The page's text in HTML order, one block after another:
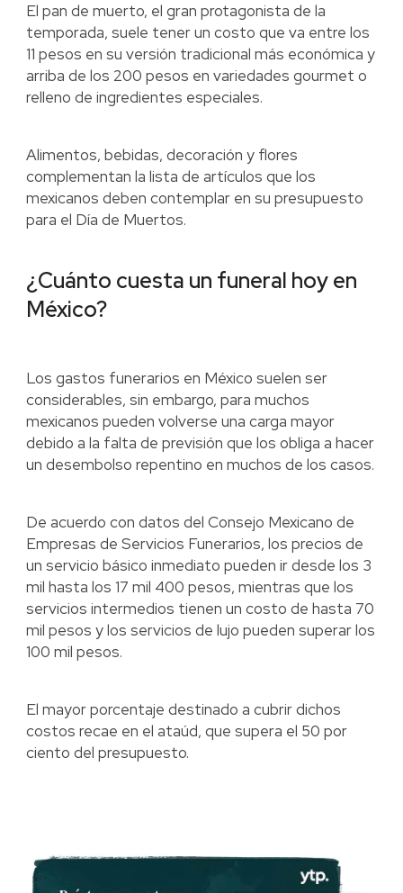
El pan de muerto, el gran protagonista de la
temporada, suele tener un costo que va entre los
11 pesos en su versión tradicional más económica y
arriba de los 200 pesos en variedades gourmet o
relleno de ingredientes especiales.
Alimentos, bebidas, decoración y flores
complementan la lista de artículos que los
mexicanos deben contemplar en su presupuesto
para el Día de Muertos.
¿Cuánto cuesta un funeral hoy en
México?
Los gastos funerarios en México suelen ser
considerables, sin embargo, para muchos
mexicanos pueden volverse una carga mayor
debido a la falta de previsión que los obliga a hacer
un desembolso repentino en muchos de los casos.
De acuerdo con datos del Consejo Mexicano de
Empresas de Servicios Funerarios, los precios de
un servicio básico inmediato pueden ir desde los 3
mil hasta los 17 mil 400 pesos, mientras que los
servicios intermedios tienen un costo de hasta 70
mil pesos y los servicios de lujo pueden superar los
100 mil pesos.
El mayor porcentaje destinado a cubrir dichos
costos recae en el ataúd, que supera el 50 por
ciento del presupuesto.